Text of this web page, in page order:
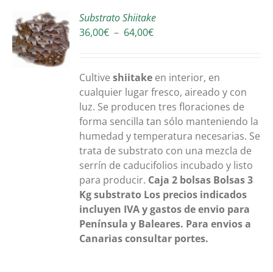
Substrato Shiitake
36,00€ – 64,00€Plage
36,00€
à
64,00€
Cultiveshiitake en interior, en
cualquier lugar fresco, aireado y con
luz. Se producen tres floraciones de
forma sencilla tan sólo manteniendo la
humedad y temperatura necesarias. Se
trata de substrato con una mezcla de
serrín de caducifolios incubado y listo
para producir. Caja 2 bolsas Bolsas 3
Kg substrato Los precios indicados
incluyen IVA y gastos de envio para
Península y Baleares. Para envios a
Canarias consultar portes.